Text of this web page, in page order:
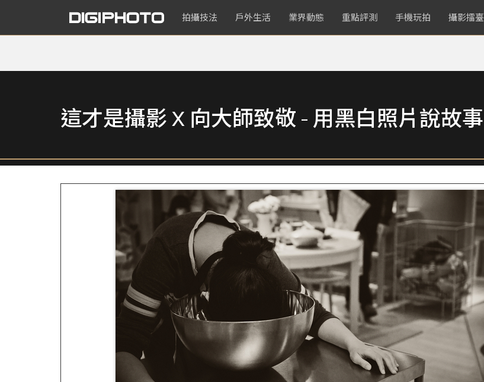
拍攝技法 戶外生活 業界動態 重點評測 手機玩拍 攝影擂臺
這才是攝影 X 向大師致敬 - 用黑白照片說故事